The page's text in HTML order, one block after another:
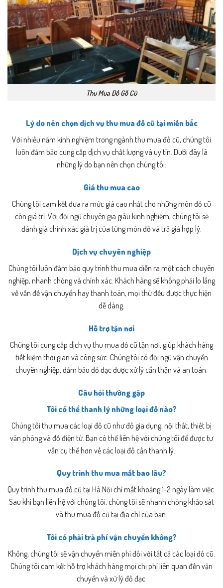
Thu Mua Đồ Gỗ Cũ
Lý do nên chọn dịch vụ thu mua đồ cũ tại miền bắc
Với nhiều năm kinh nghiệm trong ngành thu mua đồ cũ, chúng tôi
luôn đảm bảo cung cấp dịch vụ chất lượng và uy tín. Dưới đây là
những lý do bạn nên chọn chúng tôi:
Giá thu mua cao
Chúng tôi cam kết đưa ra mức giá cao nhất cho những món đồ cũ
còn giá trị. Với đội ngũ chuyên gia giàu kinh nghiệm, chúng tôi sẽ
đánh giá chính xác giá trị của từng món đồ và trả giá hợp lý.
Dịch vụ chuyên nghiệp
Chúng tôi luôn đảm bảo quy trình thu mua diễn ra một cách chuyên
nghiệp, nhanh chóng và chính xác. Khách hàng sẽ không phải lo lắng
về vấn đề vận chuyển hay thanh toán, mọi thứ đều được thực hiện
dễ dàng.
Hỗ trợ tận nơi
Chúng tôi cung cấp dịch vụ thu mua đồ cũ tận nơi, giúp khách hàng
tiết kiệm thời gian và công sức. Chúng tôi có đội ngũ vận chuyển
chuyên nghiệp, đảm bảo đồ đạc được xử lý cẩn thận và an toàn.
Câu hỏi thường gặp
Tôi có thể thanh lý những loại đồ nào?
Chúng tôi thu mua các loại đồ cũ như đồ gia dụng, nội thất, thiết bị
văn phòng và đồ điện tử. Bạn có thể liên hệ với chúng tôi để được tư
vấn cụ thể hơn về các loại đồ cần thanh lý.
Quy trình thu mua mất bao lâu?
Quy trình thu mua đồ cũ tại Hà Nội chỉ mất khoảng 1-2 ngày làm việc.
Sau khi bạn liên hệ với chúng tôi, chúng tôi sẽ nhanh chóng khảo sát
và thu mua đồ cũ tại địa chỉ của bạn.
Tôi có phải trả phí vận chuyển không?
Không, chúng tôi sẽ vận chuyển miễn phí đối với tất cả các loại đồ cũ.
Chúng tôi cam kết hỗ trợ khách hàng mọi chi phí liên quan đến vận
chuyển và xử lý đồ đạc.